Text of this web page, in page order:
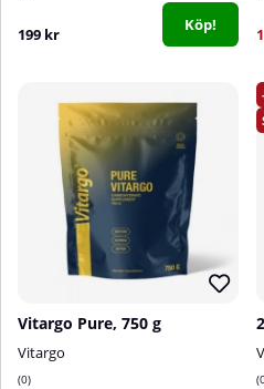
199 kr Köp!
Vitargo Pure, 750 g
Vitargo
0